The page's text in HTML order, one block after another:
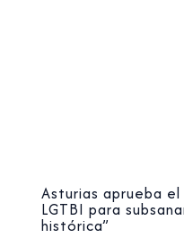
Asturias aprueba
LGTBI para
histórica”